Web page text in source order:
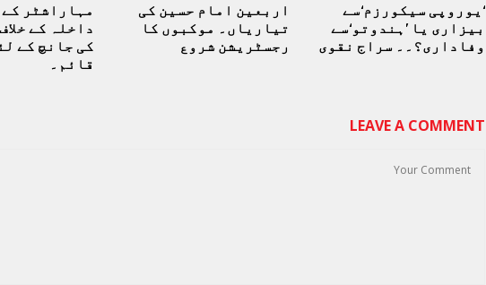
مہاراشٹر کے
داخلہ کے
کی جانچ کے
قائم۔
اربعین امام حسین کی
تیاریاں۔ موکبوں کا
رجسٹریشن شروع
‘یوروپی سیکورزم‘سے
بیزاری یا ’ہندوتو‘سے
وفاداری؟۔۔ سراج نقوی
LEAVE A COMMENT